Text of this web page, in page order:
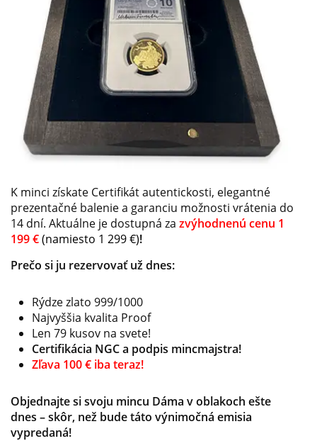
K minci získate Certifikát autentickosti, elegantné
prezentačné balenie a garanciu možnosti vrátenia do
14 dní. Aktuálne je dostupná za zvýhodnenú cenu 1
199 €(namiesto 1 299 €)!
Prečo si ju rezervovať už dnes:
Rýdze zlato 999/1000
Najvyššia kvalita Proof
Len 79 kusov na svete!
Certifikácia NGC a podpis mincmajstra!
Zľava 100 € iba teraz!
Objednajte si svoju mincu Dáma v oblakoch ešte
dnes – skôr, než bude táto výnimočná emisia
vypredaná!